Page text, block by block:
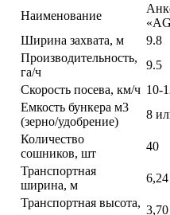
Наименование
Ширина захвата, м
9.8
Производительность,
га/ч
9.5
Скорость посева, км/ч 10-
Емкость бункера м3
(зерно/удобрение)
8
Количество
сошников, шт
40
Транспортная
ширина, м
6,24
Транспортная высота,
3,70